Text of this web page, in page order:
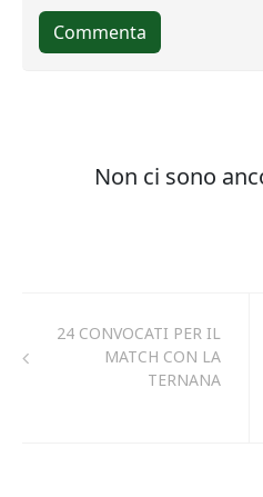
24 CONVOCATI PER IL
MATCH CON LA
TERNANA